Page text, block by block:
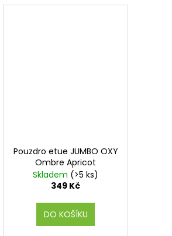
Pouzdro etue JUMBO OXY
Ombre Apricot
Skladem (>5 ks)
349 Kč
DO KOŠÍKU